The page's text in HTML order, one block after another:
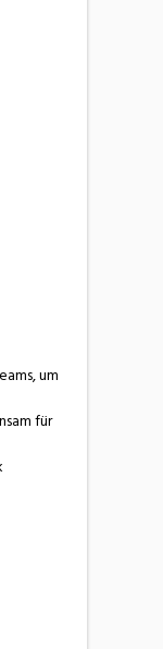
um
für